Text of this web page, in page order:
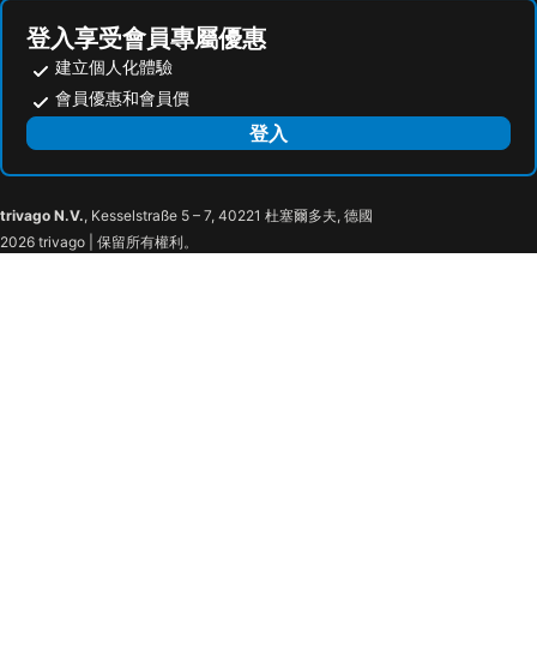
登入享受會員專屬優惠
建立個人化體驗
會員優惠和會員價
登入
trivago N.V., Kesselstraße 5 – 7, 40221 杜塞爾多夫, 德國
2026 trivago | 保留所有權利。